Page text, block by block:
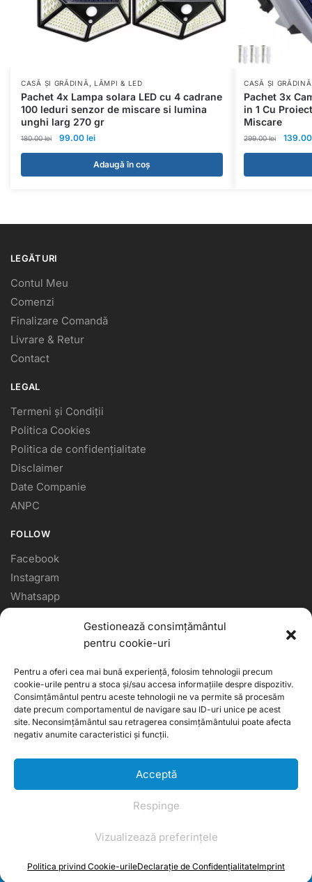
Gestionează consimțământul
pentru cookie-uri
Pentru a oferi cea mai bună experiență, folosim tehnologii precum
cookie-urile pentru a stoca și/sau accesa informațiile despre dispozitiv.
Consimțământul pentru aceste tehnologii ne va permite să procesăm
date precum comportamentul de navigare sau ID-uri unice pe acest
site. Neconsimțământul sau retragerea consimțământului poate afecta
negativ anumite caracteristici și funcții.
Acceptă
Respinge
Vizualizează preferințele
Politica privind Cookie-urileDeclarație de ConfidențialitateImprint
CASĂ ȘI GRĂDINĂ , LĂMPI & LED
Pachet 4x Lampa solara LED cu 4 cadrane
100 leduri senzor de miscare si lumina
unghi larg 270 gr
180.00lei 99.00 lei
Adaugă în coș
CASĂ ȘI GRĂDINĂ
Pachet 3x
in 1 Cu
Miscare
299.00lei
LEGĂTURI
Contul Meu
Comenzi
Finalizare Comandă
Livrare & Retur
Contact
LEGAL
Termeni și Condiții
Politica Cookies
Politica de confidențialitate
Disclaimer
Date Companie
ANPC
FOLLOW
Facebook
Instagram
Whatsapp
CONTACTEAZĂ-NE
office@cosultau.ro
0720.150.000
L-V: 09:00 – 18:00
Copyright © CosulTau 2023
Asistență Comandă